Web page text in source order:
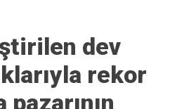
dev
rekor
pazarının